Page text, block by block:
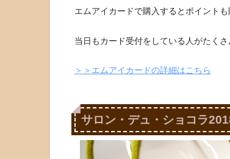
エムアイカードで購入するとポイント
当日もカード受付をしている人がたく
＞＞エムアイカードの詳細はこちら
サロン・デュ・ショコラ